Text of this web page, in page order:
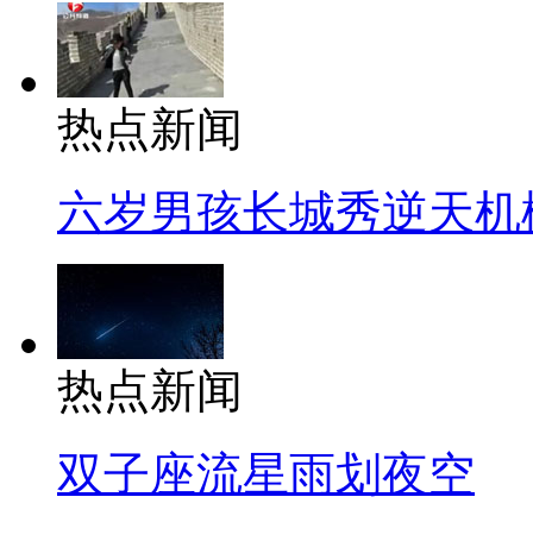
热点新闻
六岁男孩长城秀逆天机
热点新闻
双子座流星雨划夜空